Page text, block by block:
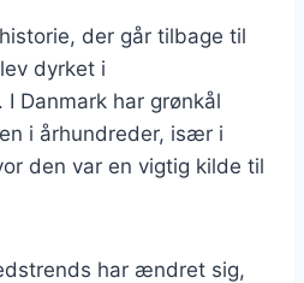
der går tilbage til
dyrket i
Danmark har grønkål
i århundreder, især i
den var en vigtig kilde til
har ændret sig,